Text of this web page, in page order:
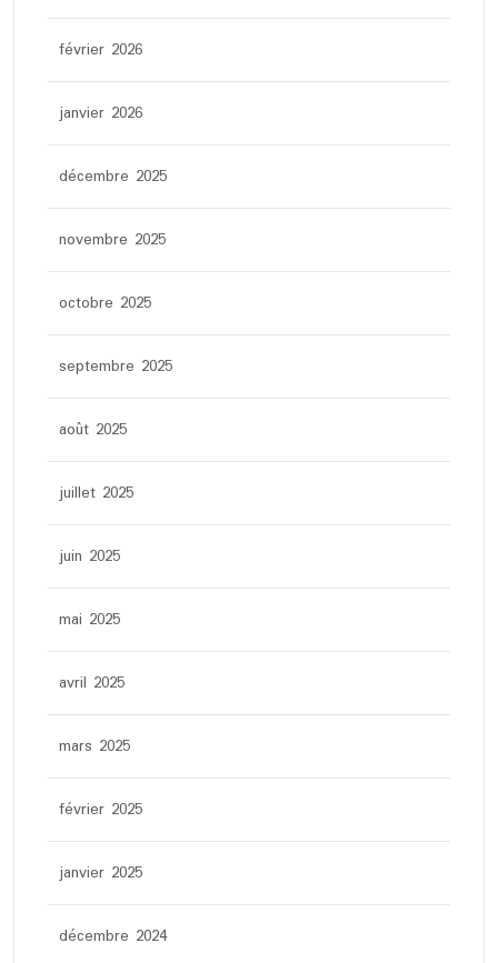
février 2026
janvier 2026
décembre 2025
novembre 2025
octobre 2025
septembre 2025
août 2025
juillet 2025
juin 2025
mai 2025
avril 2025
mars 2025
février 2025
janvier 2025
décembre 2024